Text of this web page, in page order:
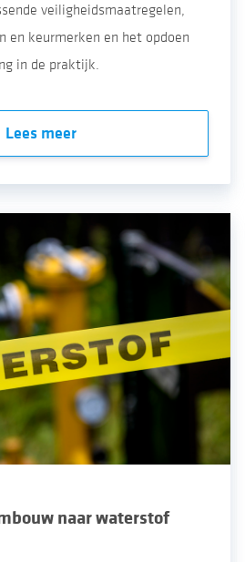
veiligheidsmaatregelen,
en keurmerken en het opdoen
in de praktijk.
Lees meer
naar waterstof